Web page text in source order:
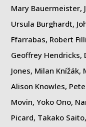
Mary Bauermeister,
Ursula Burghardt,
Ffarrabas, Robert
Geoﬀrey Hendricks,
Jones, Milan
Alison Knowles,
Movin, Yoko Ono,
Picard, Takako